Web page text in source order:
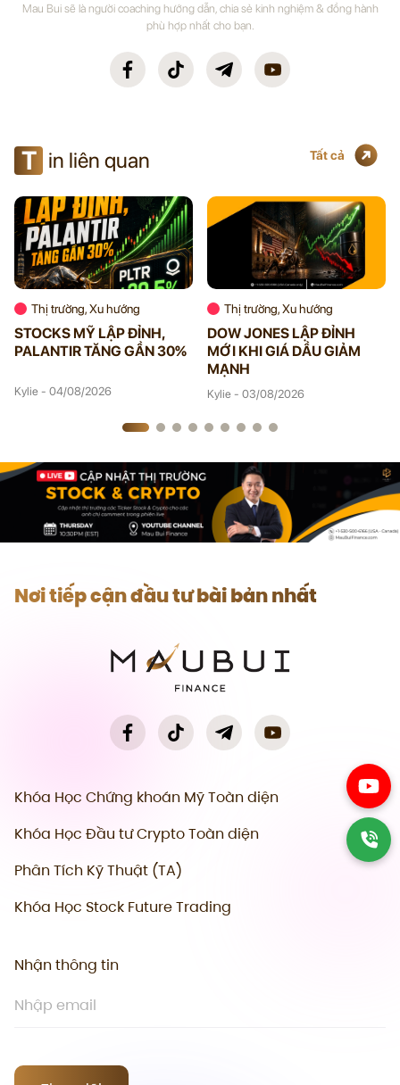
Mau Bui sẽ là người coaching hướng dẫn, chia sẻ kinh nghiệm & đồng hành
phù hợp nhất cho bạn.
T in liên quan Tất cả
Thị trường, Xu hướng
STOCKS MỸ LẬP ĐỈNH,
PALANTIR TĂNG GẦN 30%
Kylie - 04/08/2026
Thị trường, Xu hướng
DOW JONES LẬP ĐỈNH
MỚI KHI GIÁ DẦU GIẢM
MẠNH
Kylie - 03/08/2026
Nơi tiếp cận đầu tư bài bản nhất
Khóa Học Chứng khoán Mỹ Toàn diện
Khóa Học Đầu tư Crypto Toàn diện
Phân Tích Kỹ Thuật (TA)
Khóa Học Stock Future Trading
Nhận thông tin